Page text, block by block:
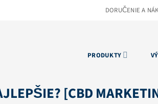
DORUČENIE A
PRODUKTY
[CBD